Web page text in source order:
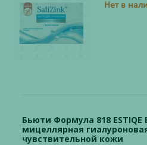
Нет в
Бьюти Формула 818 ESTIQE
мицеллярная
чувствительной кожи